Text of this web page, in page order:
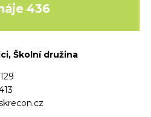
436
Školní družina